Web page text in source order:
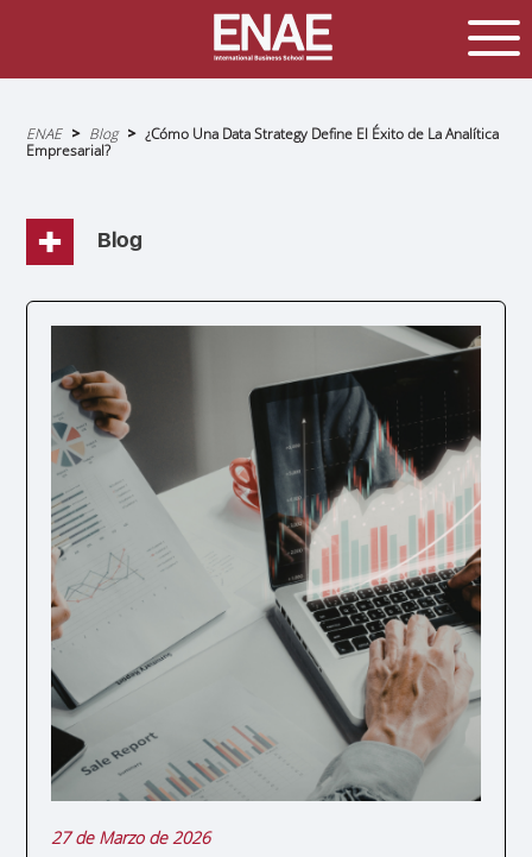
Sobrescribir
enlaces
de
navegación
ENAE Blog
¿Cómo Una Data Strategy Define El Éxito de La Analítica
Empresarial?
Blog
27 de Marzo de 2026